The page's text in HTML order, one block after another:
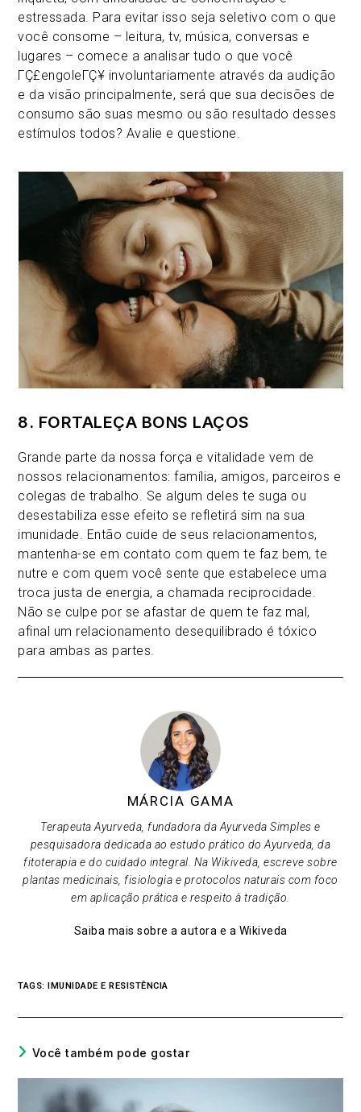
estressada. Para evitar isso seja seletivo com o que
você consome – leitura, tv, música, conversas e
lugares – comece a analisar tudo o que você
ΓÇ£engoleΓÇ¥ involuntariamente através da audição
e da visão principalmente, será que sua decisões de
consumo são suas mesmo ou são resultado desses
estímulos todos? Avalie e questione.
8. FORTALEÇA BONS LAÇOS
Grande parte da nossa força e vitalidade vem de
nossos relacionamentos: família, amigos, parceiros e
colegas de trabalho. Se algum deles te suga ou
desestabiliza esse efeito se refletirá sim na sua
imunidade. Então cuide de seus relacionamentos,
mantenha-se em contato com quem te faz bem, te
nutre e com quem você sente que estabelece uma
troca justa de energia, a chamada reciprocidade.
Não se culpe por se afastar de quem te faz mal,
afinal um relacionamento desequilibrado é tóxico
para ambas as partes.
MÁRCIA GAMA
Terapeuta Ayurveda, fundadora da Ayurveda Simples e
pesquisadora dedicada ao estudo prático do Ayurveda, da
fitoterapia e do cuidado integral. Na Wikiveda, escreve sobre
plantas medicinais, fisiologia e protocolos naturais com foco
em aplicação prática e respeito à tradição.
Saiba mais sobre a autora e a Wikiveda
TAGS:IMUNIDADE E RESISTÊNCIA
Você também pode gostar